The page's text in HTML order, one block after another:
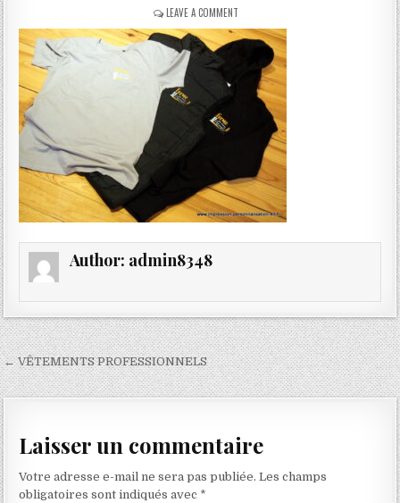
LEAVE A COMMENTON
OLYMPUS
DIGITAL
Author: admin8348
Navigation
de
← VÊTEMENTS PROFESSIONNELS
Laisser un commentaire
Votre adresse e-mail ne sera pas publiée. Les champs
obligatoires sont indiqués avec *